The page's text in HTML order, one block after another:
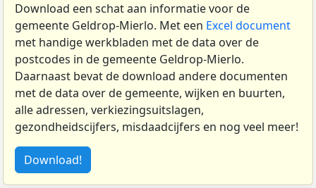
Download een schat aan informatie voor de
gemeente Geldrop-Mierlo. Met een Excel document
met handige werkbladen met de data over de
postcodes in de gemeente Geldrop-Mierlo.
Daarnaast bevat de download andere documenten
met de data over de gemeente, wijken en buurten,
alle adressen, verkiezingsuitslagen,
gezondheidscijfers, misdaadcijfers en nog veel meer!
Download!